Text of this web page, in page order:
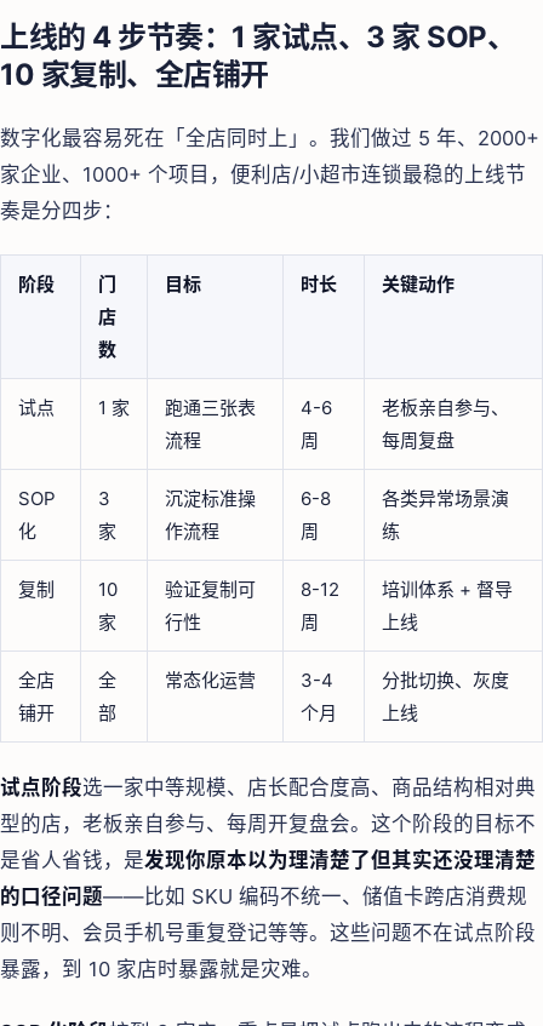
上线的 4 步节奏：1 家试点、3 家 SOP、
10 家复制、全店铺开
数字化最容易死在「全店同时上」。我们做过 5 年、2000+
家企业、1000+ 个项目，便利店/小超市连锁最稳的上线节
奏是分四步：
阶段
门
店
数
目标 时长 关键动作
试点 1 家
跑通三张表
流程
4-6
周
老板亲自参与、
每周复盘
SOP
化
3
家
沉淀标准操
作流程
6-8
周
各类异常场景演
练
复制
10
家
验证复制可
行性
8-12
周
培训体系 + 督导
上线
全店
铺开
全
部
常态化运营
3-4
个月
分批切换、灰度
上线
试点阶段选一家中等规模、店长配合度高、商品结构相对典
型的店，老板亲自参与、每周开复盘会。这个阶段的目标不
是省人省钱，是发现你原本以为理清楚了但其实还没理清楚
的口径问题——比如 SKU 编码不统一、储值卡跨店消费规
则不明、会员手机号重复登记等等。这些问题不在试点阶段
暴露，到 10 家店时暴露就是灾难。